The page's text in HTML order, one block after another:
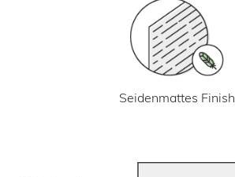
Seidenmattes Finish